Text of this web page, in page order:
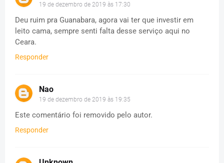
19 de dezembro de 2019 às 17:30
Deu ruim pra Guanabara, agora vai ter que investir em
leito cama, sempre senti falta desse serviço aqui no
Ceara.
Responder
Nao
19 de dezembro de 2019 às 19:35
Este comentário foi removido pelo autor.
Responder